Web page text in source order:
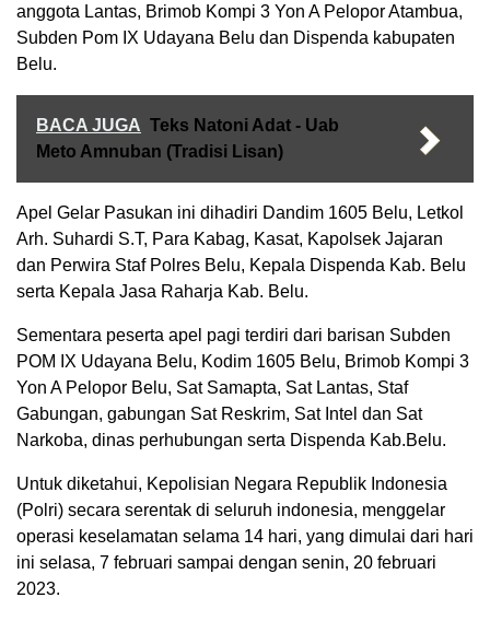
anggota Lantas, Brimob Kompi 3 Yon A Pelopor Atambua,
Subden Pom IX Udayana Belu dan Dispenda kabupaten
Belu.
BACA JUGA Teks Natoni Adat - Uab
Meto Amnuban (Tradisi Lisan)
Apel Gelar Pasukan ini dihadiri Dandim 1605 Belu, Letkol
Arh. Suhardi S.T, Para Kabag, Kasat, Kapolsek Jajaran
dan Perwira Staf Polres Belu, Kepala Dispenda Kab. Belu
serta Kepala Jasa Raharja Kab. Belu.
Sementara peserta apel pagi terdiri dari barisan Subden
POM IX Udayana Belu, Kodim 1605 Belu, Brimob Kompi 3
Yon A Pelopor Belu, Sat Samapta, Sat Lantas, Staf
Gabungan, gabungan Sat Reskrim, Sat Intel dan Sat
Narkoba, dinas perhubungan serta Dispenda Kab.Belu.
Untuk diketahui, Kepolisian Negara Republik Indonesia
(Polri) secara serentak di seluruh indonesia, menggelar
operasi keselamatan selama 14 hari, yang dimulai dari hari
ini selasa, 7 februari sampai dengan senin, 20 februari
2023.